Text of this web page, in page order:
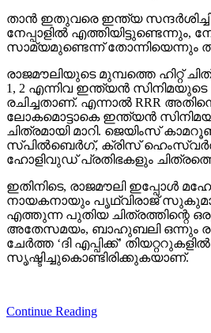
താന്‍ ഇതുവരെ ഇന്ത്യ
നേപ്പാളില്‍ എത്തിയിട്ടുണ്ടെന്നും,
സാമ്യമുണ്ടെന്ന് തോന്നിയെന്നും
രാജമൗലിയുടെ മുമ്പത്തെ ഹിറ്റ്
1, 2 എന്നിവ ഇന്ത്യന്‍
രചിച്ചതാണ്. എന്നാല്‍ RRR
ലോകമൊട്ടാകെ ഇന്ത്യന്‍
ചിത്രമായി മാറി. ജെയിംസ്
സ്പില്‍ബെര്‍ഗ്, ക്രിസ്
ഹോളിവുഡ് പ്രതിഭകളും ചിത്രത്തെ
ഇതിനിടെ, രാജമൗലി ഇപ്പോള്‍
നായകനായും പൃഥ്വിരാജ്
എത്തുന്ന പുതിയ ചിത്രത്തിന്റെ
അതേസമയം, ബാഹുബലി ഒന്നും
ചേര്‍ത്ത ‘ദി എപ്പിക്ക്’
സൃഷ്ടിച്ചുകൊണ്ടിരിക്കുകയാണ്.
Continue Reading